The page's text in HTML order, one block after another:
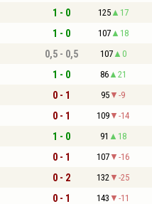
1 - 0 125 17
1 - 0 107 18
0,5 - 0,5 107 0
1 - 0 86 21
0 - 1 95 -9
0 - 1 109 -14
1 - 0 91 18
0 - 1 107 -16
0 - 2 132 -25
0 - 1 143 -11